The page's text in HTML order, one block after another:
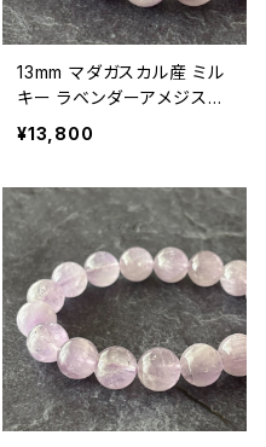
13mm マダガスカル産 ミル
キー ラベンダーアメジスト
ブレスレット（鑑別済み・一
点もの）
¥13,800